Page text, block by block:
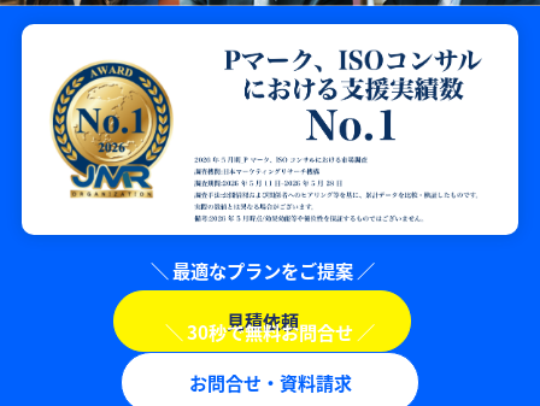
見積依頼
お問合せ・資料請求